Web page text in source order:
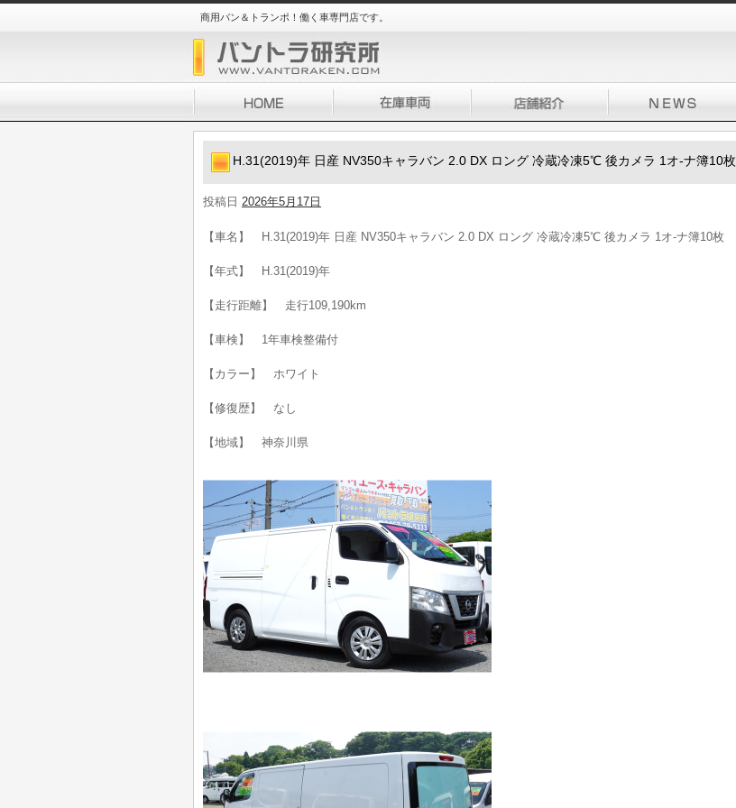
商用バン＆トランポ！働く車専門店です。
H.31(2019)年 日産 NV350キャラバン 2.0 DX ロング 冷蔵冷凍5℃ 後カメラ 1オ-ナ簿10枚
投稿日 2026年5月17日
【車名】 H.31(2019)年 日産 NV350キャラバン 2.0 DX ロング 冷蔵冷凍5℃ 後カメラ 1オ-ナ簿10枚
【年式】 H.31(2019)年
【走行距離】 走行109,190km
【車検】 1年車検整備付
【カラー】 ホワイト
【修復歴】 なし
【地域】 神奈川県